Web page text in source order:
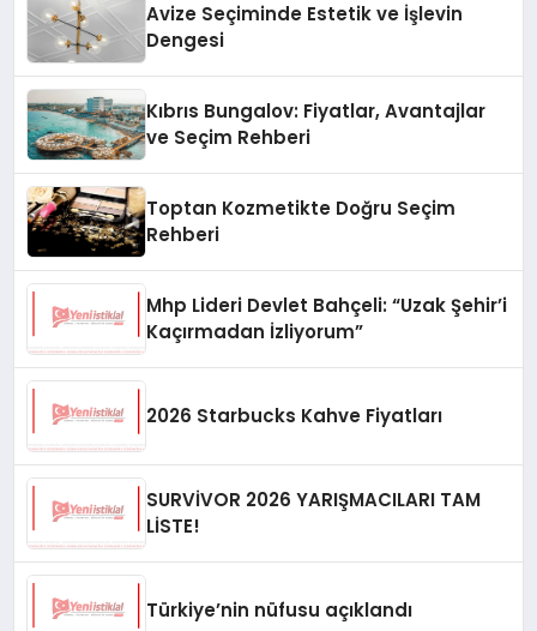
Avize Seçiminde Estetik ve İşlevin
Dengesi
Kıbrıs Bungalov: Fiyatlar, Avantajlar
ve Seçim Rehberi
Toptan Kozmetikte Doğru Seçim
Rehberi
Mhp Lideri Devlet Bahçeli: “Uzak Şehir’i
Kaçırmadan İzliyorum”
2026 Starbucks Kahve Fiyatları
SURVİVOR 2026 YARIŞMACILARI TAM
LİSTE!
Türkiye’nin nüfusu açıklandı